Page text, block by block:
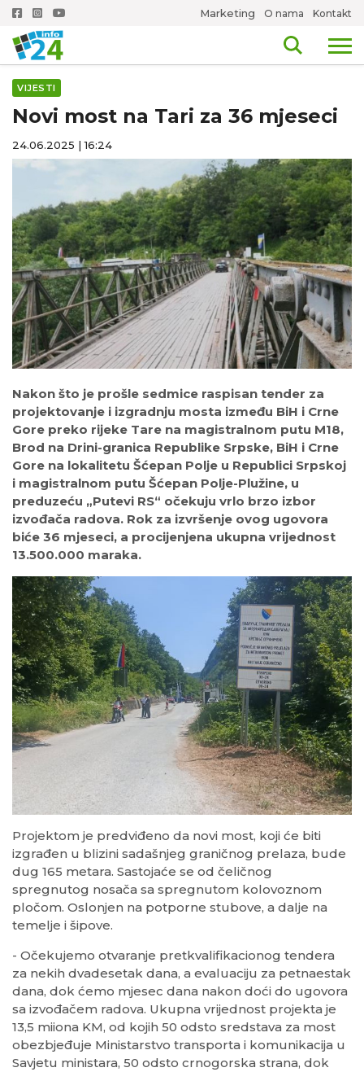
Marketing O nama Kontakt
VIJESTI
Novi most na Tari za 36 mjeseci
24.06.2025 | 16:24
Nakon što je prošle sedmice raspisan tender za
projektovanje i izgradnju mosta između BiH i Crne
Gore preko rijeke Tare na magistralnom putu M18,
Brod na Drini-granica Republike Srpske, BiH i Crne
Gore na lokalitetu Šćepan Polje u Republici Srpskoj
i magistralnom putu Šćepan Polje-Plužine, u
preduzeću „Putevi RS“ očekuju vrlo brzo izbor
izvođača radova. Rok za izvršenje ovog ugovora
biće 36 mjeseci, a procijenjena ukupna vrijednost
13.500.000 maraka.
Projektom je predviđeno da novi most, koji će biti
izgrađen u blizini sadašnjeg graničnog prelaza, bude
dug 165 metara. Sastojaće se od čeličnog
spregnutog nosača sa spregnutom kolovoznom
pločom. Oslonjen na potporne stubove, a dalje na
temelje i šipove.
- Očekujemo otvaranje pretkvalifikacionog tendera
za nekih dvadesetak dana, a evaluaciju za petnaestak
dana, dok ćemo mjesec dana nakon doći do ugovora
sa izvođačem radova. Ukupna vrijednost projekta je
13,5 miiona KM, od kojih 50 odsto sredstava za most
obezbjeđuje Ministarstvo transporta i komunikacija u
Savjetu ministara, 50 odsto crnogorska strana, dok